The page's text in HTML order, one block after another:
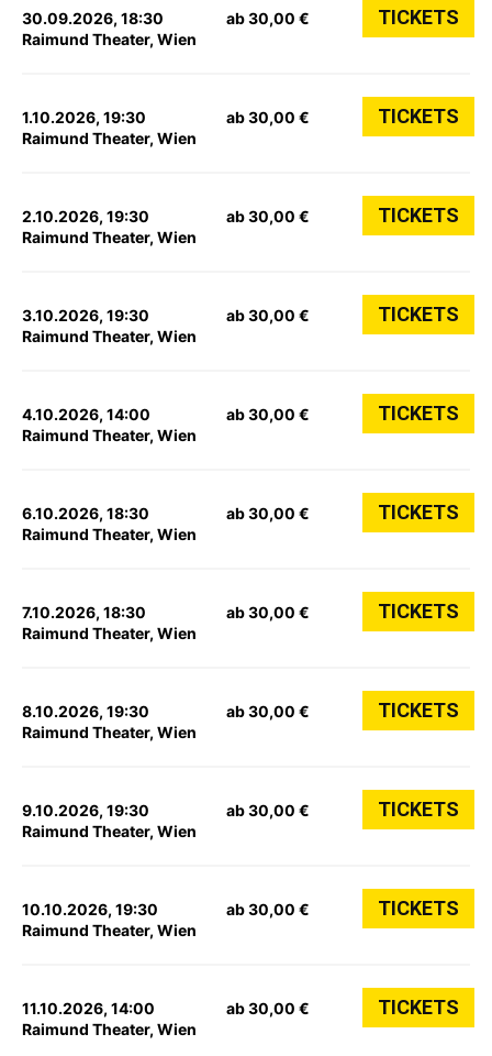
30.09.2026, 18:30
Raimund Theater, Wien
ab 30,00 € TICKETS
1.10.2026, 19:30
Raimund Theater, Wien
ab 30,00 € TICKETS
2.10.2026, 19:30
Raimund Theater, Wien
ab 30,00 € TICKETS
3.10.2026, 19:30
Raimund Theater, Wien
ab 30,00 € TICKETS
4.10.2026, 14:00
Raimund Theater, Wien
ab 30,00 € TICKETS
6.10.2026, 18:30
Raimund Theater, Wien
ab 30,00 € TICKETS
7.10.2026, 18:30
Raimund Theater, Wien
ab 30,00 € TICKETS
8.10.2026, 19:30
Raimund Theater, Wien
ab 30,00 € TICKETS
9.10.2026, 19:30
Raimund Theater, Wien
ab 30,00 € TICKETS
10.10.2026, 19:30
Raimund Theater, Wien
ab 30,00 € TICKETS
11.10.2026, 14:00
Raimund Theater, Wien
ab 30,00 € TICKETS